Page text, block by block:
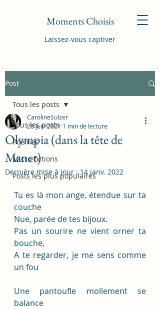
Moments Choisis
Laissez-vous captiver
Post
Tous les posts
Poèmes
Micro-fictions
Posts les plus populaires
Tous les posts
Olympia (dans la tête de
Manet)
CarolineSulzer
28 juin 2021 1 min de lecture
Dernière mise à jour :14 janv. 2022
Tu es là mon ange, étendue sur ta
couche
Nue, parée de tes bijoux.
Pas un sourire ne vient orner ta
bouche,
A te regarder, je me sens comme
un fou
Une pantoufle mollement se
balance